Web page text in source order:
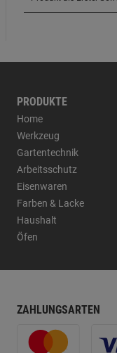
PRODUKTE
Home
Werkzeug
Gartentechnik
Arbeitsschutz
Eisenwaren
Farben & Lacke
Haushalt
Öfen
ZAHLUNGSARTEN